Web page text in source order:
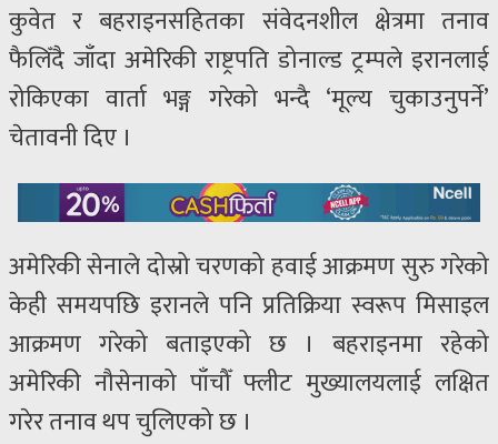
कुवेत र बहराइनसहितका संवेदनशील क्षेत्रमा तनाव
फैलिँदै जाँदा अमेरिकी राष्ट्रपति डोनाल्ड ट्रम्पले इरानलाई
रोकिएका वार्ता भङ्ग गरेको भन्दै ‘मूल्य चुकाउनुपर्ने’
चेतावनी दिए ।
अमेरिकी सेनाले दोस्रो चरणको हवाई आक्रमण सुरु गरेको
केही समयपछि इरानले पनि प्रतिक्रिया स्वरूप मिसाइल
आक्रमण गरेको बताइएको छ । बहराइनमा रहेको
अमेरिकी नौसेनाको पाँचौँ फ्लीट मुख्यालयलाई लक्षित
गरेर तनाव थप चुलिएको छ ।